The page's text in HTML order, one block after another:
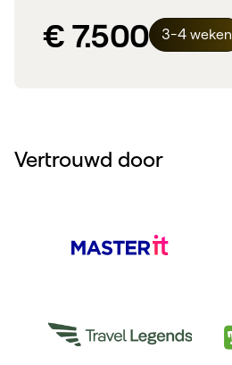
€ 7.500 3-4 weken
Vertrouwd door